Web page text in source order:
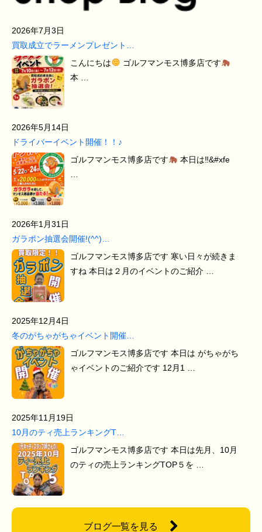
2026年7月3日
買取成立でラーメンプレゼント…
こんにちは
ゴルフマンモス博多店です
本 …
2026年5月14日
ドライバーイベント開催！！♪
ゴルフマンモス博多店です
本日は‼&#xfe
2026年1月31日
ガラポン抽選会開催!(^^)…
ゴルフマンモス博多店です 寒い日々が続きま
すね 本日は２月のイベントのご紹介 …
2025年12月4日
冬のがちゃがちゃイベント開催…
ゴルフマンモス博多店です 本日は がちゃがち
ゃイベントのご紹介です 12月1 …
2025年11月19日
10月のティ売上ランキングT…
ゴルフマンモス博多店です 本日は先月、10月
のティの売上ランキングTOP５を …
ブログ一覧を見る